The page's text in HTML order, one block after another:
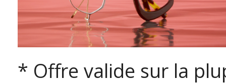
* Offre valide sur la